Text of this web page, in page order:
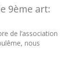
9ème art:
de l’association
nous